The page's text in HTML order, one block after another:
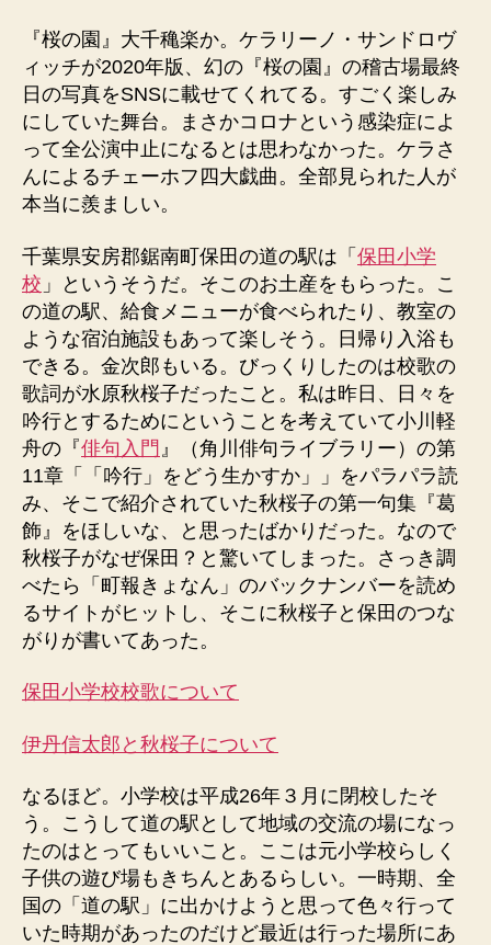
『桜の園』大千穐楽か。ケラリーノ・サンドロヴ
ィッチが2020年版、幻の『桜の園』の稽古場最終
日の写真をSNSに載せてくれてる。すごく楽しみ
にしていた舞台。まさかコロナという感染症によ
って全公演中止になるとは思わなかった。ケラさ
んによるチェーホフ四大戯曲。全部見られた人が
本当に羨ましい。
千葉県安房郡鋸南町保田の道の駅は「 保田小学
校 」というそうだ。そこのお土産をもらった。こ
の道の駅、給食メニューが食べられたり、教室の
ような宿泊施設もあって楽しそう。日帰り入浴も
できる。金次郎もいる。びっくりしたのは校歌の
歌詞が水原秋桜子だったこと。私は昨日、日々を
吟行とするためにということを考えていて小川軽
舟の『俳句入門 』（角川俳句ライブラリー）の第
11章「「吟行」をどう生かすか」」をパラパラ読
み、そこで紹介されていた秋桜子の第一句集『葛
飾』をほしいな、と思ったばかりだった。なので
秋桜子がなぜ保田？と驚いてしまった。さっき調
べたら「町報きょなん」のバックナンバーを読め
るサイトがヒットし、そこに秋桜子と保田のつな
がりが書いてあった。
保田小学校校歌について
伊丹信太郎と秋桜子について
なるほど。小学校は平成26年３月に閉校したそ
う。こうして道の駅として地域の交流の場になっ
たのはとってもいいこと。ここは元小学校らしく
子供の遊び場もきちんとあるらしい。一時期、全
国の「道の駅」に出かけようと思って色々行って
いた時期があったのだけど最近は行った場所にあ